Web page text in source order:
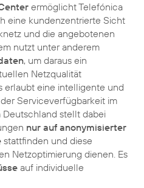
ermöglicht Telefónica
eine kundenzentrierte Sicht
und die angebotenen
nutzt unter anderem
, um daraus ein
Netzqualität
erlaubt eine intelligente und
Serviceverfügbarkeit im
Deutschland stellt dabei
nur auf anonymisierter
stattfinden und diese
Netzoptimierung dienen. Es
auf individuelle